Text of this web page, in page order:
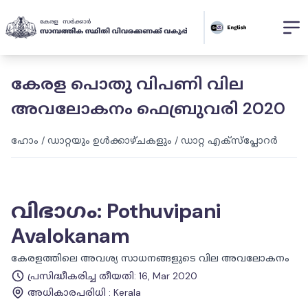
കേരള പൊതു വിപണി വില
അവലോകനം ഫെബ്രുവരി 2020
ഹോം / ഡാറ്റയും ഉൾക്കാഴ്ചകളും / ഡാറ്റ എക്സ്പ്ലോറർ
വിഭാഗം: Pothuvipani
Avalokanam
കേരളത്തിലെ അവശ്യ സാധനങ്ങളുടെ വില അവലോകനം
പ്രസിദ്ധീകരിച്ച തീയതി: 16, Mar 2020
അധികാരപരിധി : Kerala